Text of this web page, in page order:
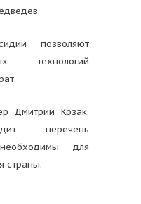
позволяют
технологий
Дмитрий Козак,
перечень
для
страны.